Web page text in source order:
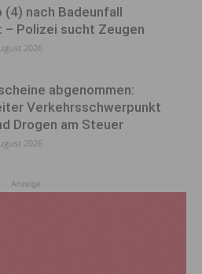
(4) nach Badeunfall
– Polizei sucht Zeugen
2026
abgenommen:
Verkehrsschwerpunkt
Drogen am Steuer
2026
Anzeige